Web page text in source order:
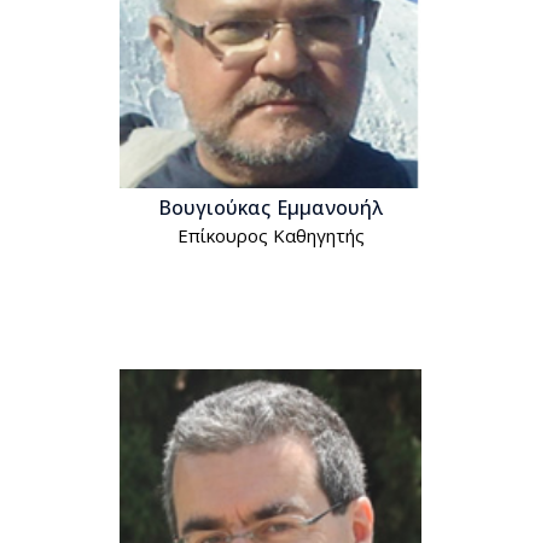
Βουγιούκας Εμμανουήλ
Επίκουρος Kαθηγητής